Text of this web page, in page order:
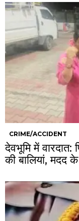
CRIME/ACCIDENT
देवभूमि में वारदात:
की बालियां, मदद